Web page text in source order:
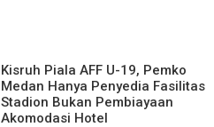
Kisruh Piala AFF U-19, Pemko
Medan Hanya Penyedia Fasilitas
Stadion Bukan Pembiayaan
Akomodasi Hotel